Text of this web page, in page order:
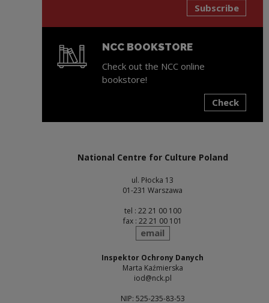
Subscribe
NCC BOOKSTORE
Check out the NCC online
bookstore!
Check
National Centre for Culture Poland
ul. Płocka 13
01-231 Warszawa
tel : 22 21 00 100
fax : 22 21 00 101
send
email
Inspektor Ochrony Danych
Marta Kaźmierska
iod@nck.pl
NIP: 525-235-83-53